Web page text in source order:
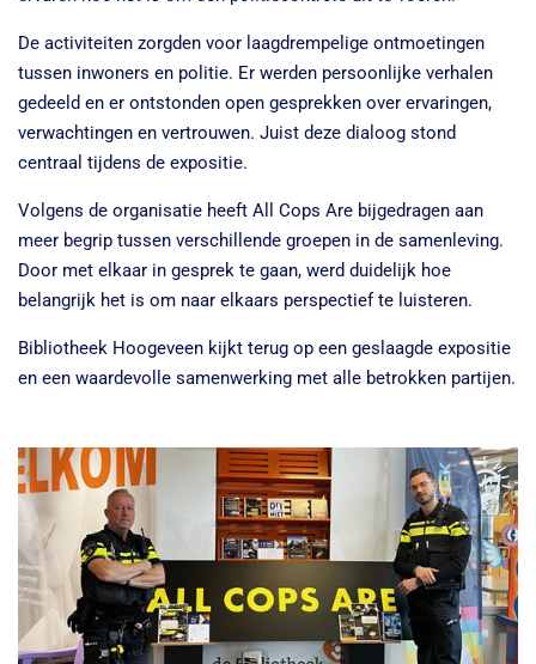
De activiteiten zorgden voor laagdrempelige ontmoetingen
tussen inwoners en politie. Er werden persoonlijke verhalen
gedeeld en er ontstonden open gesprekken over ervaringen,
verwachtingen en vertrouwen. Juist deze dialoog stond
centraal tijdens de expositie.
Volgens de organisatie heeft All Cops Are bijgedragen aan
meer begrip tussen verschillende groepen in de samenleving.
Door met elkaar in gesprek te gaan, werd duidelijk hoe
belangrijk het is om naar elkaars perspectief te luisteren.
Bibliotheek Hoogeveen kijkt terug op een geslaagde expositie
en een waardevolle samenwerking met alle betrokken partijen.